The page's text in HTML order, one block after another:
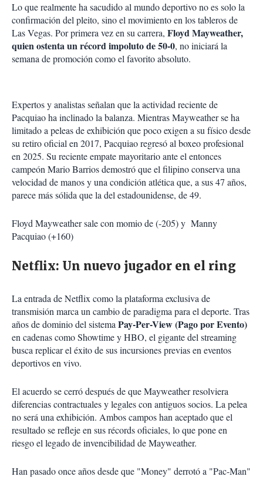
Lo que realmente ha sacudido al mundo deportivo no es solo la
confirmación del pleito, sino el movimiento en los tableros de
Las Vegas. Por primera vez en su carrera, Floyd Mayweather,
quien ostenta un récord impoluto de 50-0, no iniciará la
semana de promoción como el favorito absoluto.
Expertos y analistas señalan que la actividad reciente de
Pacquiao ha inclinado la balanza. Mientras Mayweather se ha
limitado a peleas de exhibición que poco exigen a su físico desde
su retiro oficial en 2017, Pacquiao regresó al boxeo profesional
en 2025. Su reciente empate mayoritario ante el entonces
campeón Mario Barrios demostró que el filipino conserva una
velocidad de manos y una condición atlética que, a sus 47 años,
parece más sólida que la del estadounidense, de 49.
Floyd Mayweather sale con momio de (-205) y Manny
Pacquiao (+160)
Netflix: Un nuevo jugador en el ring
La entrada de Netflix como la plataforma exclusiva de
transmisión marca un cambio de paradigma para el deporte. Tras
años de dominio del sistemaPay-Per-View (Pago por Evento)
en cadenas como Showtime y HBO, el gigante del streaming
busca replicar el éxito de sus incursiones previas en eventos
deportivos en vivo.
El acuerdo se cerró después de que Mayweather resolviera
diferencias contractuales y legales con antiguos socios. La pelea
no será una exhibición. Ambos campos han aceptado que el
resultado se refleje en sus récords oficiales, lo que pone en
riesgo el legado de invencibilidad de Mayweather.
Han pasado once años desde que "Money" derrotó a "Pac-Man"